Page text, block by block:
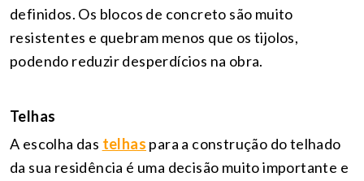
definidos. Os blocos de concreto são muito
resistentes e quebram menos que os tijolos,
podendo reduzir desperdícios na obra.
Telhas
A escolha das telhas para a construção do telhado
da sua residência é uma decisão muito importante e